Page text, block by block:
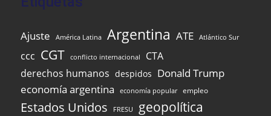
Ajuste América Latina Argentina ATE Atlántico Sur
ccc CGT conflicto internacional
CTA
derechos humanos despidos Donald Trump
economía argentina
economía popular empleo
Estados Unidos FRESU geopolítica